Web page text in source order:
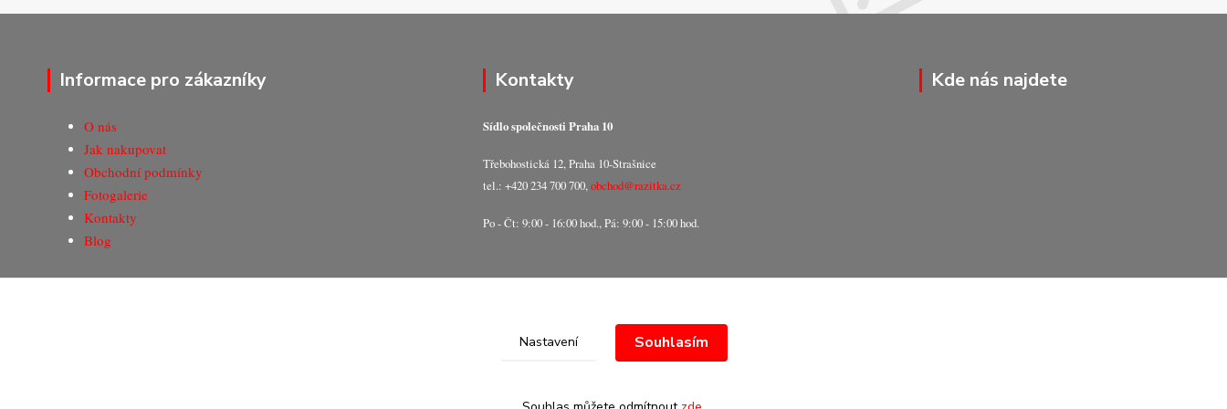
Informace pro zákazníky
O nás
Jak nakupovat
Obchodní podmínky
Fotogalerie
Kontakty
Blog
Kontakty
Sídlo společnosti Praha 10
Třebohostická 12, Praha 10-Strašnice
tel.: +420 234 700 700,obchod@razitka.cz
Po - Čt: 9:00 - 16:00 hod., Pá: 9:00 - 15:00 hod.
Kde nás najdete
Nastavení Souhlasím